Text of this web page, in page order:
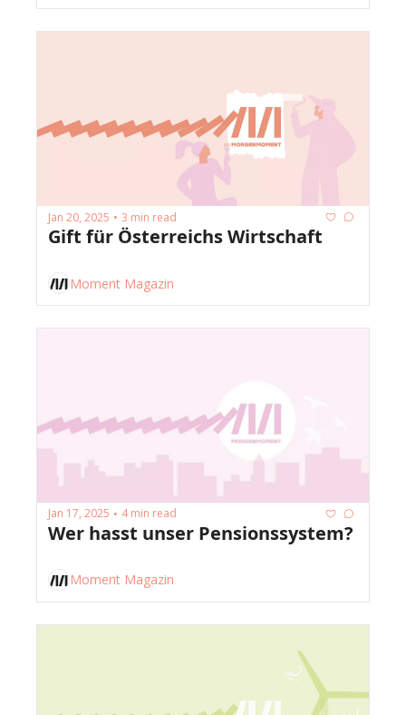
Jan 20, 2025 • 3 min read
Gift für Österreichs Wirtschaft
Moment Magazin
Jan 17, 2025 • 4 min read
Wer hasst unser Pensionssystem?
Moment Magazin